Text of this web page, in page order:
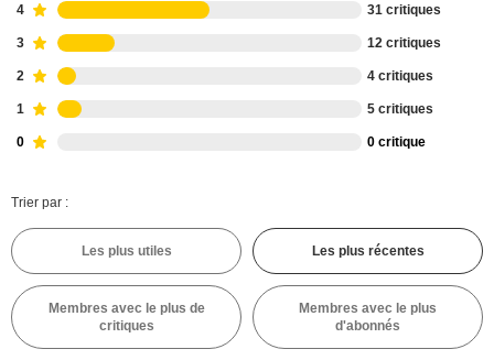
4 31 critiques
3 12 critiques
2 4 critiques
1 5 critiques
0 0 critique
Trier par :
Les plus utiles Les plus récentes
Membres avec le plus de
critiques
Membres avec le plus
d'abonnés